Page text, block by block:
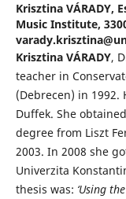
Krisztina VÁRADY,
Music Institute,
Krisztina VÁRADY,
teacher in
(Debrecen) in 1992.
Duffek. She
degree from Liszt
2003. In 2008 she
Univerzita
thesis was: ‘Using